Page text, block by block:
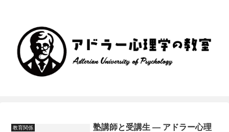
教育関係
塾講師と受講生 ― アドラー心理